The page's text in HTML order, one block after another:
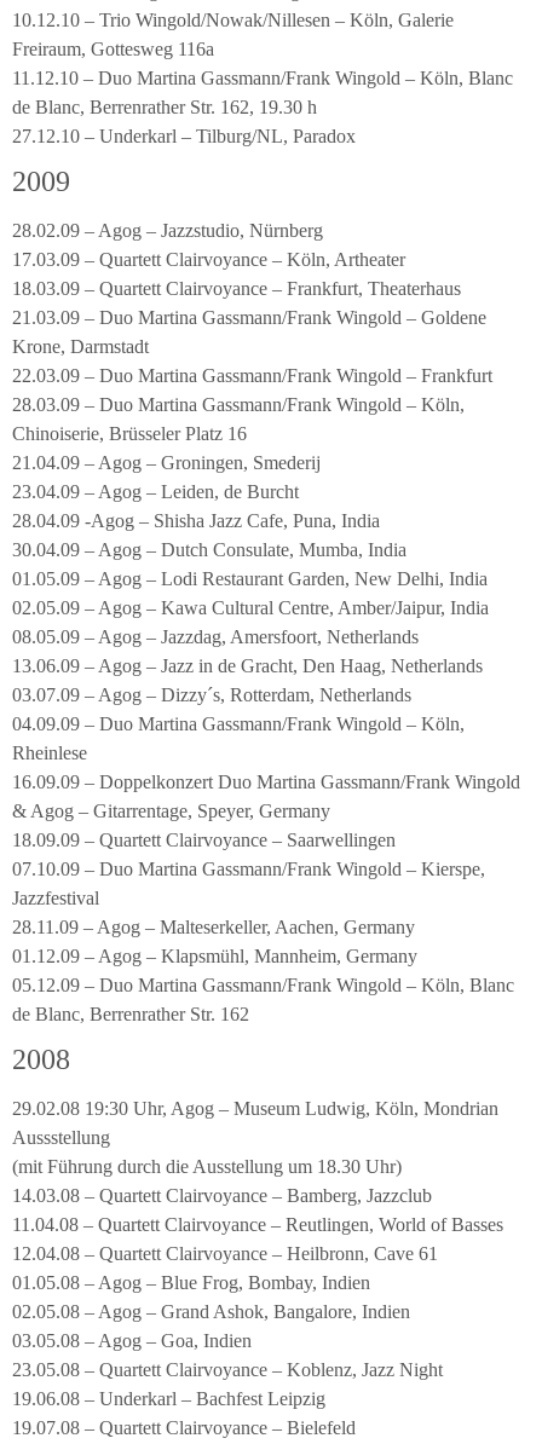
10.12.10 – Trio Wingold/Nowak/Nillesen – Köln, Galerie
Freiraum, Gottesweg 116a
11.12.10 – Duo Martina Gassmann/Frank Wingold – Köln, Blanc
de Blanc, Berrenrather Str. 162, 19.30 h
27.12.10 – Underkarl – Tilburg/NL, Paradox
2009
28.02.09 – Agog – Jazzstudio, Nürnberg
17.03.09 – Quartett Clairvoyance – Köln, Artheater
18.03.09 – Quartett Clairvoyance – Frankfurt, Theaterhaus
21.03.09 – Duo Martina Gassmann/Frank Wingold – Goldene
Krone, Darmstadt
22.03.09 – Duo Martina Gassmann/Frank Wingold – Frankfurt
28.03.09 – Duo Martina Gassmann/Frank Wingold – Köln,
Chinoiserie, Brüsseler Platz 16
21.04.09 – Agog – Groningen, Smederij
23.04.09 – Agog – Leiden, de Burcht
28.04.09 -Agog – Shisha Jazz Cafe, Puna, India
30.04.09 – Agog – Dutch Consulate, Mumba, India
01.05.09 – Agog – Lodi Restaurant Garden, New Delhi, India
02.05.09 – Agog – Kawa Cultural Centre, Amber/Jaipur, India
08.05.09 – Agog – Jazzdag, Amersfoort, Netherlands
13.06.09 – Agog – Jazz in de Gracht, Den Haag, Netherlands
03.07.09 – Agog – Dizzy´s, Rotterdam, Netherlands
04.09.09 – Duo Martina Gassmann/Frank Wingold – Köln,
Rheinlese
16.09.09 – Doppelkonzert Duo Martina Gassmann/Frank Wingold
& Agog – Gitarrentage, Speyer, Germany
18.09.09 – Quartett Clairvoyance – Saarwellingen
07.10.09 – Duo Martina Gassmann/Frank Wingold – Kierspe,
Jazzfestival
28.11.09 – Agog – Malteserkeller, Aachen, Germany
01.12.09 – Agog – Klapsmühl, Mannheim, Germany
05.12.09 – Duo Martina Gassmann/Frank Wingold – Köln, Blanc
de Blanc, Berrenrather Str. 162
2008
29.02.08 19:30 Uhr, Agog – Museum Ludwig, Köln, Mondrian
Aussstellung
(mit Führung durch die Ausstellung um 18.30 Uhr)
14.03.08 – Quartett Clairvoyance – Bamberg, Jazzclub
11.04.08 – Quartett Clairvoyance – Reutlingen, World of Basses
12.04.08 – Quartett Clairvoyance – Heilbronn, Cave 61
01.05.08 – Agog – Blue Frog, Bombay, Indien
02.05.08 – Agog – Grand Ashok, Bangalore, Indien
03.05.08 – Agog – Goa, Indien
23.05.08 – Quartett Clairvoyance – Koblenz, Jazz Night
19.06.08 – Underkarl – Bachfest Leipzig
19.07.08 – Quartett Clairvoyance – Bielefeld